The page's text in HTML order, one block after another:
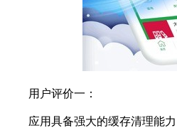
用户评价一：
应用具备强大的缓存清理能力